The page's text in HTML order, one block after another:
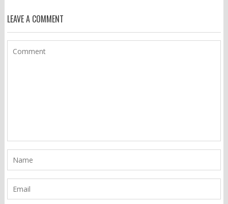
LEAVE A COMMENT